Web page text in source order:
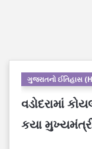
ગુજરાતનો ઈતિહાસ
વડોદરામાં
કયા